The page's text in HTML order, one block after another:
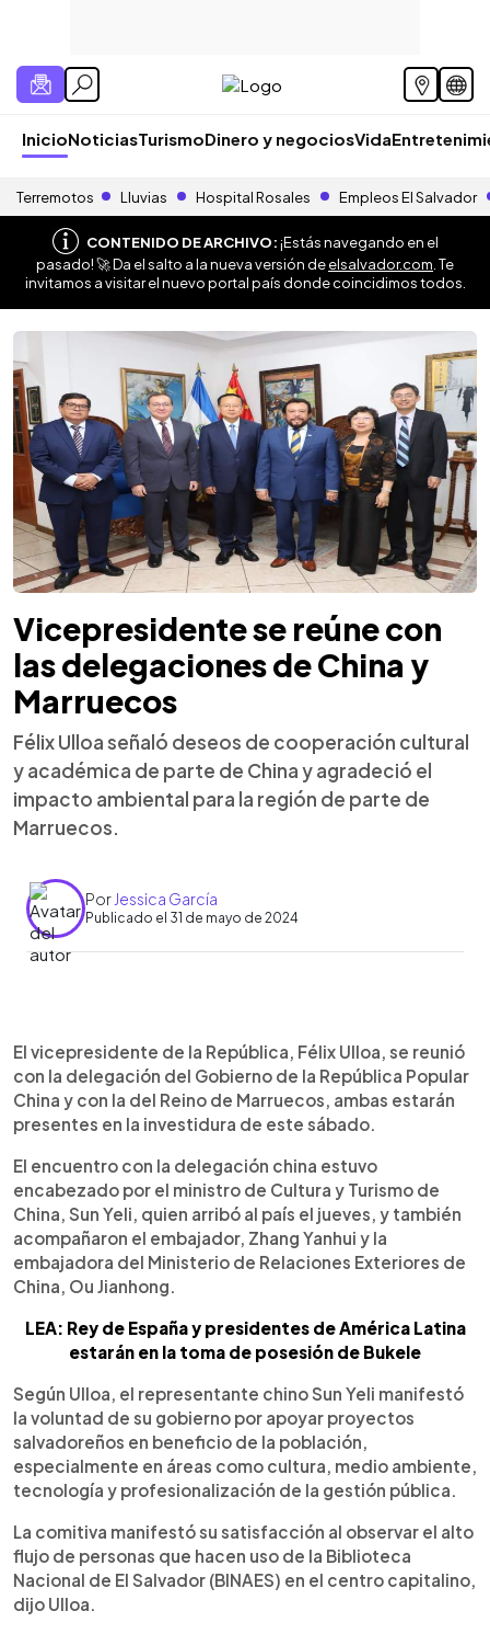
InicioNoticiasTurismoDinero y negociosVida
Terremotos Lluvias Hospital Rosales Empleos El Salvador
CONTENIDO DE ARCHIVO:¡Estás navegando en el
pasado! 🚀 Da el salto a la nueva versión deelsalvador.com . Te
invitamos a visitar el nuevo portal país donde coincidimos todos.
Vicepresidente se reúne con
las delegaciones de China y
Marruecos
Félix Ulloa señaló deseos de cooperación cultural
y académica de parte de China y agradeció el
impacto ambiental para la región de parte de
Marruecos.
Por Jessica García
Publicado el 31 de mayo de 2024
Escuchar artículo
El vicepresidente de la República, Félix Ulloa, se reunió
con la delegación del Gobierno de la República Popular
China y con la del Reino de Marruecos, ambas estarán
presentes en la investidura de este sábado.
El encuentro con la delegación china estuvo
encabezado por el ministro de Cultura y Turismo de
China, Sun Yeli, quien arribó al país el jueves, y también
acompañaron el embajador, Zhang Yanhui y la
embajadora del Ministerio de Relaciones Exteriores de
China, Ou Jianhong.
LEA: Rey de España y presidentes de América Latina
estarán en la toma de posesión de Bukele
Según Ulloa, el representante chino Sun Yeli manifestó
la voluntad de su gobierno por apoyar proyectos
salvadoreños en beneficio de la población,
especialmente en áreas como cultura, medio ambiente,
tecnología y profesionalización de la gestión pública.
La comitiva manifestó su satisfacción al observar el alto
flujo de personas que hacen uso de la Biblioteca
Nacional de El Salvador (BINAES) en el centro capitalino,
dijo Ulloa.